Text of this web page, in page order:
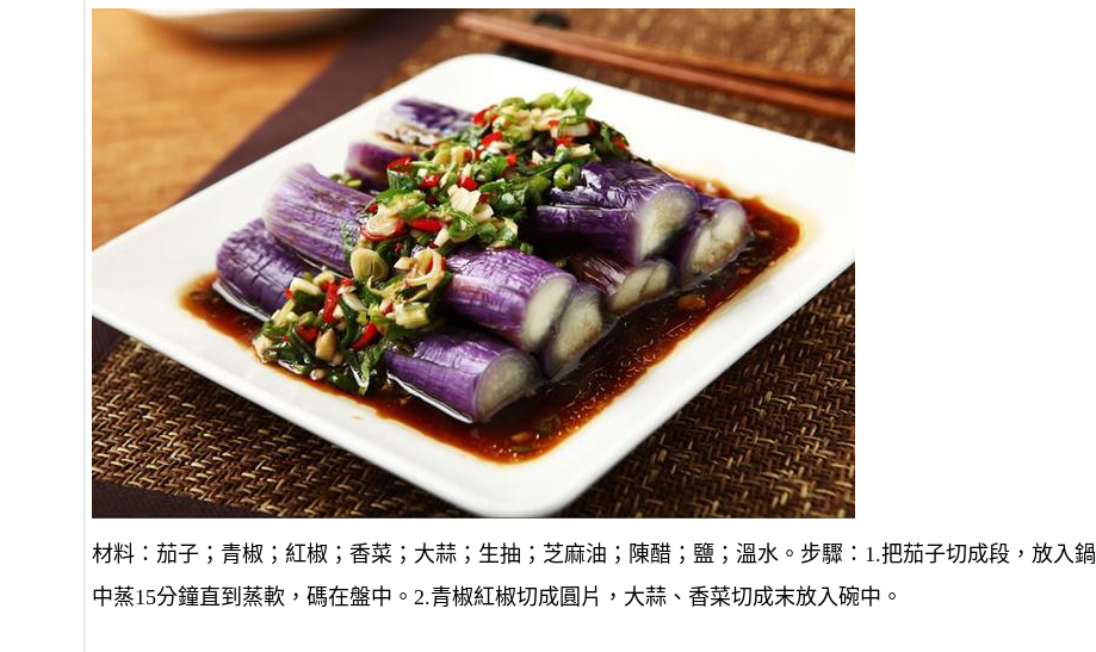
材料：茄子；青椒；紅椒；香菜；大蒜；生抽；芝麻油；陳醋；鹽；溫水。步驟：1.把茄子切成段，放入鍋
中蒸15分鐘直到蒸軟，碼在盤中。2.青椒紅椒切成圓片，大蒜、香菜切成末放入碗中。